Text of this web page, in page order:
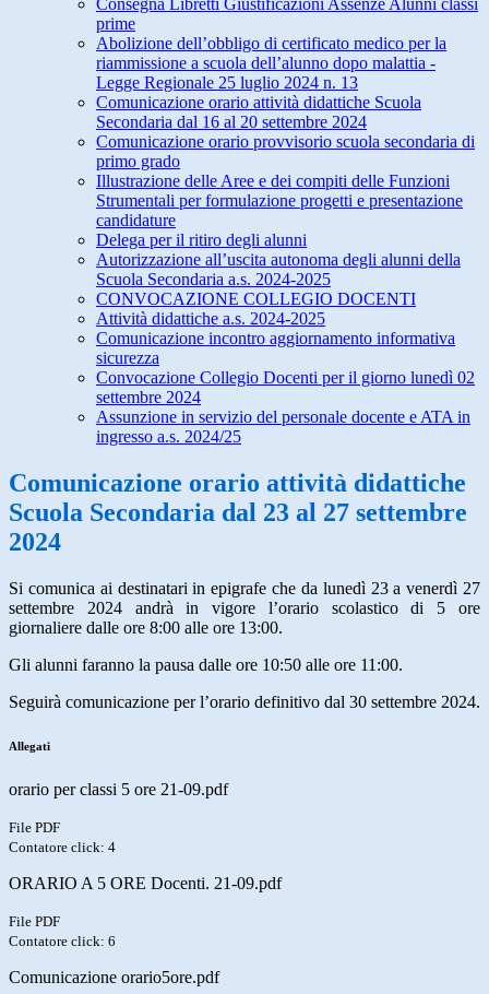
Consegna Libretti Giustificazioni Assenze Alunni classi
prime
Abolizione dell’obbligo di certificato medico per la
riammissione a scuola dell’alunno dopo malattia -
Legge Regionale 25 luglio 2024 n. 13
Comunicazione orario attività didattiche Scuola
Secondaria dal 16 al 20 settembre 2024
Comunicazione orario provvisorio scuola secondaria di
primo grado
Illustrazione delle Aree e dei compiti delle Funzioni
Strumentali per formulazione progetti e presentazione
candidature
Delega per il ritiro degli alunni
Autorizzazione all’uscita autonoma degli alunni della
Scuola Secondaria a.s. 2024-2025
CONVOCAZIONE COLLEGIO DOCENTI
Attività didattiche a.s. 2024-2025
Comunicazione incontro aggiornamento informativa
sicurezza
Convocazione Collegio Docenti per il giorno lunedì 02
settembre 2024
Assunzione in servizio del personale docente e ATA in
ingresso a.s. 2024/25
Comunicazione orario attività didattiche
Scuola Secondaria dal 23 al 27 settembre
2024
Si comunica ai destinatari in epigrafe che da lunedì 23 a venerdì 27
settembre 2024 andrà in vigore l’orario scolastico di 5 ore
giornaliere dalle ore 8:00 alle ore 13:00.
Gli alunni faranno la pausa dalle ore 10:50 alle ore 11:00.
Seguirà comunicazione per l’orario definitivo dal 30 settembre 2024.
Allegati
orario per classi 5 ore 21-09.pdf
File PDF
Contatore click: 4
ORARIO A 5 ORE Docenti. 21-09.pdf
File PDF
Contatore click: 6
Comunicazione orario5ore.pdf